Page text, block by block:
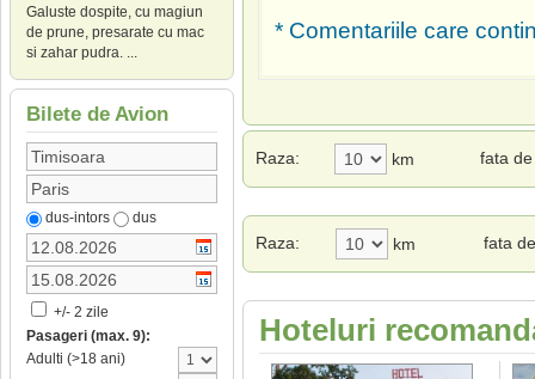
Galuste dospite, cu magiun
de prune, presarate cu mac
si zahar pudra. ...
Bilete de Avion
dus-intors dus
+/- 2 zile
Pasageri (max. 9):
Adulti (>18 ani)
* Comentariile care
Raza: km fata
Raza: km fata
Hoteluri